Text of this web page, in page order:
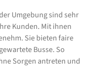
Umgebung sind sehr
Kunden. Mit ihnen
Sie bieten faire
Busse. So
Sorgen antreten und